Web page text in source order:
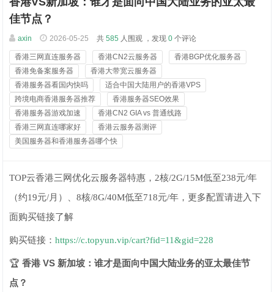
佳节点？
axin 2026-05-25 共 585 人围观 ，发现 0 个评论
香港三网直连服务器 香港CN2云服务器
香港BGP优化服务器
香港免备案服务器
香港大带宽云服务器
香港服务器看国内快吗
适合中国大陆用户的香港VPS
跨境电商香港服务器推荐
香港服务器SEO效果
香港服务器游戏加速
香港CN2 GIA vs 普通线路
香港三网直连哪家好
香港云服务器测评
美国服务器和香港服务器哪个快
TOP云香港三网优化云服务器特惠，2核/2G/15M低至238元/年
（约19元/月）、8核/8G/40M低至718元/年，更多配置请进入下
面购买链接了解
购买链接：https://c.topyun.vip/cart?fid=11&gid=228
🏆香港 VS 新加坡：谁才是面向中国大陆业务的亚太最佳节
点？